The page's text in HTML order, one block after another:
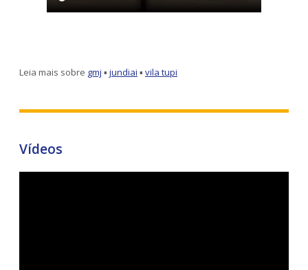
Leia mais sobre gmj ▪ jundiai ▪ vila tupi
Vídeos